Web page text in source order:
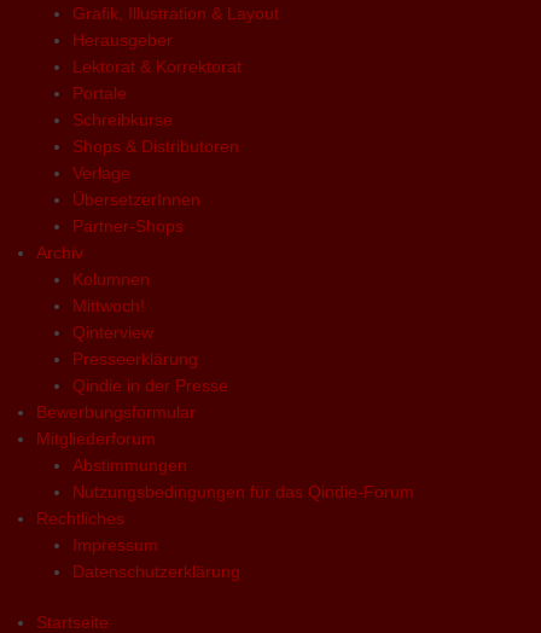
Grafik, Illustration & Layout
Herausgeber
Lektorat & Korrektorat
Portale
Schreibkurse
Shops & Distributoren
Verlage
ÜbersetzerInnen
Partner-Shops
Archiv
Kolumnen
Mittwoch!
Qinterview
Presseerklärung
Qindie in der Presse
Bewerbungsformular
Mitgliederforum
Abstimmungen
Nutzungsbedingungen für das Qindie-Forum
Rechtliches
Impressum
Datenschutzerklärung
Startseite